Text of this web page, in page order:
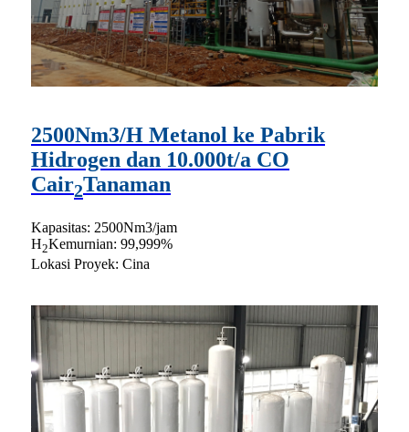
2500Nm3/H Metanol ke Pabrik
Hidrogen dan 10.000t/a CO
Cair2Tanaman
Kapasitas: 2500Nm3/jam
H2Kemurnian: 99,999%
Lokasi Proyek: Cina